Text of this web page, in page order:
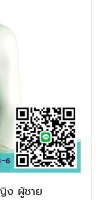
ง ผู้ชาย